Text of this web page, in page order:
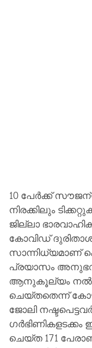
10 പേര്‍ക്ക്
നിരക്കിലും
ജില്ലാ
കോവിഡ്
സാന്നിധ്യമാണ്
പ്രയാസം
ആനുകൂല്യം
ചെയ്തതെന്ന്
ജോലി
ചെയ്ത 171